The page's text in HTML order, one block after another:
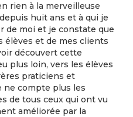
rien à la merveilleuse
huit ans et à qui je
de moi et je constate que
élèves et de mes clients
découvert cette
plus loin, vers les élèves
praticiens et
ne compte plus les
de tous ceux qui ont vu
améliorée par la